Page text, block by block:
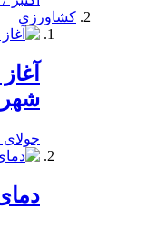
کشاورزی
جولای 1, 2020